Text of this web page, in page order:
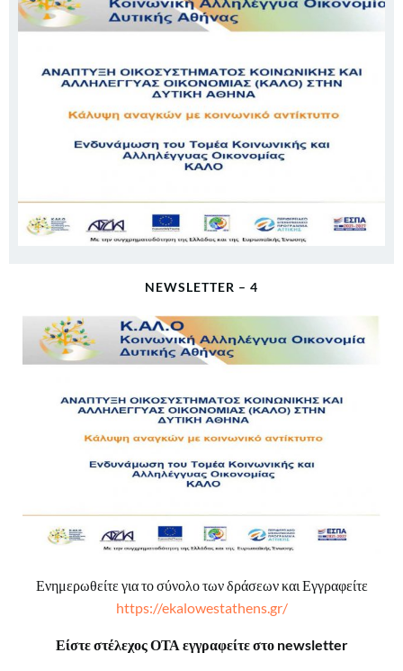
NEWSLETTER – 4
Ενημερωθείτε για το σύνολο των δράσεων και Εγγραφείτε
https://ekalowestathens.gr/
Είστε στέλεχος ΟΤΑ εγγραφείτε στο newsletter